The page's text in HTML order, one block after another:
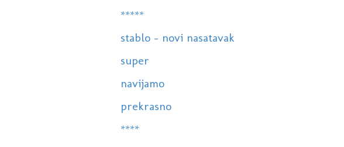
*****
stablo - novi nasatavak
super
navijamo
prekrasno
****